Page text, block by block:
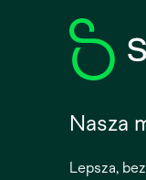
Nasza
Lepsza,